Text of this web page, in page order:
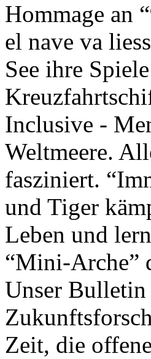
Hommage an
el nave va
See ihre
Inclusive -
Weltmeere.
fasziniert.
und Tiger
Leben und
“Mini-Arche”
Unser
Zeit, die